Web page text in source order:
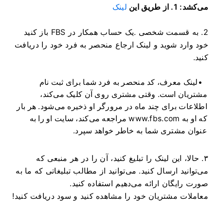
می‌کشد: 1. از طریق این
لینک
یک حساب همکار در FBS باز کنید. 2. به قسمت شخصی
خود وارد شوید و لینک ارجاع منحصر به فرد خود را دریافت
کنید.
لینک معرف، کد منحصر به فرد شما برای ثبت نام
مشتریان است. وقتی مشتری روی آن کلیک می‌کند،
اطلاعات برای چند ماه در مرورگر او ذخیره می‌شود. هر بار
که او به www.fbs.com مراجعه می‌کند، سایت او را به
عنوان مشتری شما به خاطر خواهد سپرد.
۳. حالا، این لینک را تبلیغ کنید، آن را در هر منبعی که
می‌توانید ارسال کنید. می‌توانید از مطالب تبلیغاتی که ما به
صورت رایگان ارائه می‌دهیم استفاده کنید.
معاملات مشتریان خود را مشاهده کنید و سود دریافت کنید!